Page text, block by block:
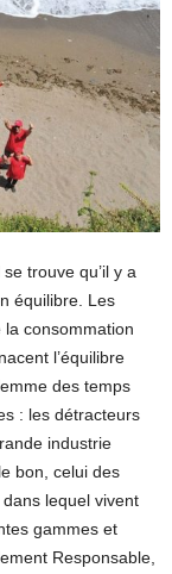
trouve qu’il y a
équilibre. Les
consommation
l’équilibre
des temps
: les détracteurs
industrie
bon, celui des
lequel vivent
gammes et
Responsable,